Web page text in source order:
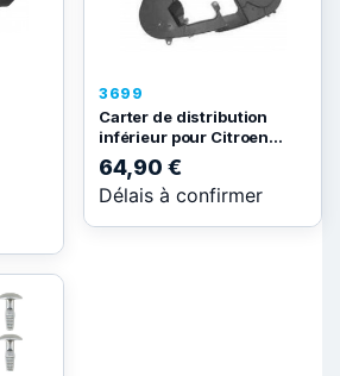
3699
Carter de distribution
inférieur pour Citroen...
64,90 €
Délais à confirmer